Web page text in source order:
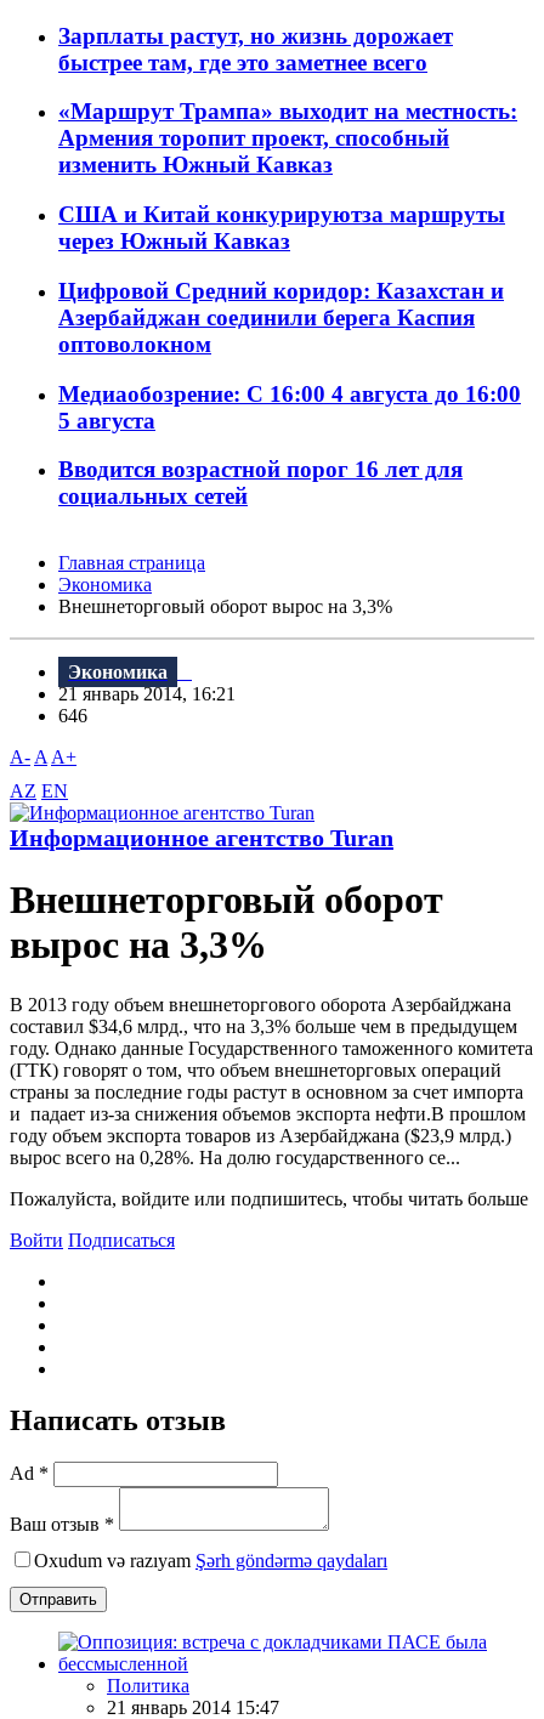
Зарплаты растут, но жизнь дорожает
быстрее там, где это заметнее всего
«Маршрут Трампа» выходит на местность:
Армения торопит проект, способный
изменить Южный Кавказ
США и Китай конкурируютза маршруты
через Южный Кавказ
Цифровой Средний коридор: Казахстан и
Азербайджан соединили берега Каспия
оптоволокном
Медиаобозрение: С 16:00 4 августа до 16:00
5 августа
Вводится возрастной порог 16 лет для
социальных сетей
Главная страница
Экономика
Внешнеторговый оборот вырос на 3,3%
Экономика
21 январь 2014, 16:21
646
A- A A+
AZ EN
Информационное агентство Turan
Внешнеторговый оборот
вырос на 3,3%
В 2013 году объем внешнеторгового оборота Азербайджана
составил $34,6 млрд., что на 3,3% больше чем в предыдущем
году. Однако данные Государственного таможенного комитета
(ГТК) говорят о том, что объем внешнеторговых операций
страны за последние годы растут в основном за счет импорта
и падает из-за снижения объемов экспорта нефти.В прошлом
году объем экспорта товаров из Азербайджана ($23,9 млрд.)
вырос всего на 0,28%. На долю государственного се...
Пожалуйста, войдите или подпишитесь, чтобы читать больше
Войти Подписаться
Написать отзыв
Ad *
Ваш отзыв *
Oxudum və razıyam Şərh göndərmə qaydaları
Отправить
Политика
21 январь 2014 15:47